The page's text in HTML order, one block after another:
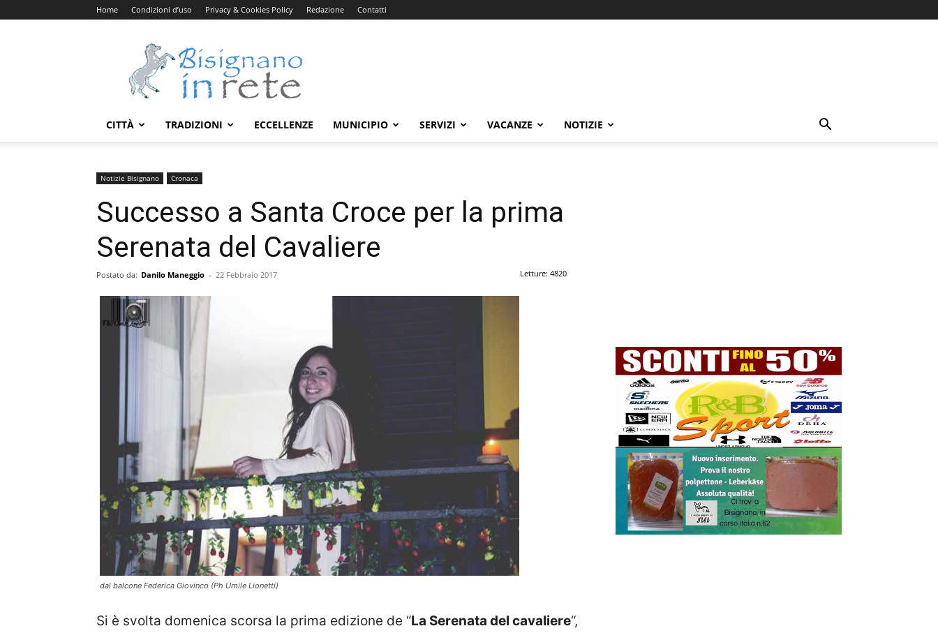
Home Condizioni d’uso Privacy & Cookies Policy Redazione Contatti
Bisignanoinrete.com
CITTÀ TRADIZIONI ECCELLENZE MUNICIPIO SERVIZI VACANZE NOTIZIE
Notizie Bisignano Cronaca
Successo a Santa Croce per la prima
Serenata del Cavaliere
Postato da: Danilo Maneggio - 22 Febbraio 2017 Letture: 4820
dal balcone Federica Giovinco (Ph Umile Lionetti)
Si è svolta domenica scorsa la prima edizione de “La Serenata del cavaliere“,